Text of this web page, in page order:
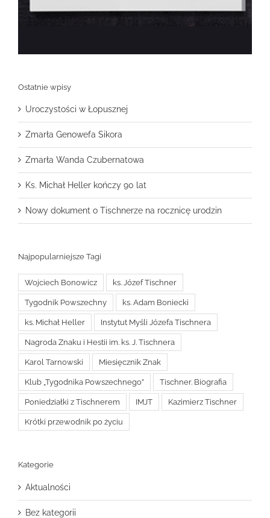
Ostatnie wpisy
Uroczystości w Łopusznej
Zmarła Genowefa Sikora
Zmarła Wanda Czubernatowa
Ks. Michał Heller kończy 90 lat
Nowy dokument o Tischnerze na rocznicę urodzin
Najpopularniejsze Tagi
Wojciech Bonowicz ks. Józef Tischner
Tygodnik Powszechny ks. Adam Boniecki
ks. Michał Heller Instytut Myśli Józefa Tischnera
Nagroda Znaku i Hestii im. ks. J. Tischnera
Karol Tarnowski Miesięcznik Znak
Klub „Tygodnika Powszechnego” Tischner. Biografia
Poniedziałki z Tischnerem IMJT Kazimierz Tischner
Krótki przewodnik po życiu
Kategorie
Aktualności
Bez kategorii